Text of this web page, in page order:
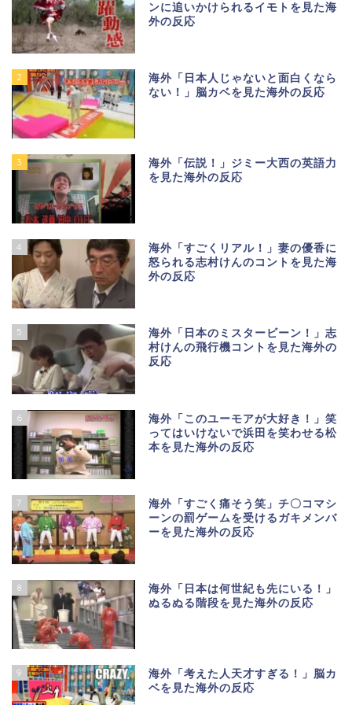
ンに追いかけられるイモトを見た海
外の反応
2
海外「日本人じゃないと面白くなら
ない！」脳カベを見た海外の反応
3
海外「伝説！」ジミー大西の英語力
を見た海外の反応
4
海外「すごくリアル！」妻の優香に
怒られる志村けんのコントを見た海
外の反応
5
海外「日本のミスタービーン！」志
村けんの飛行機コントを見た海外の
反応
6
海外「このユーモアが大好き！」笑
ってはいけないで浜田を笑わせる松
本を見た海外の反応
7
海外「すごく痛そう笑」チ〇コマシ
ーンの罰ゲームを受けるガキメンバ
ーを見た海外の反応
8
海外「日本は何世紀も先にいる！」
ぬるぬる階段を見た海外の反応
9
海外「考えた人天才すぎる！」脳カ
ベを見た海外の反応